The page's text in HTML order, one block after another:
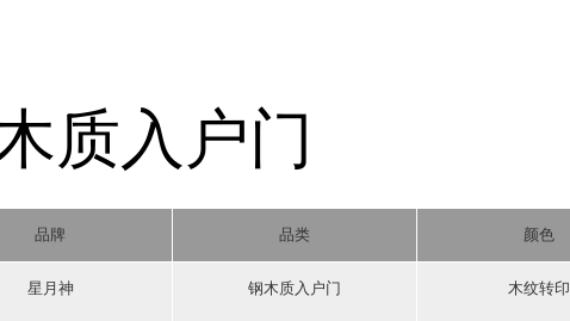
质入户门
品牌 品类 颜色
星月神 钢木质入户门 木纹转印